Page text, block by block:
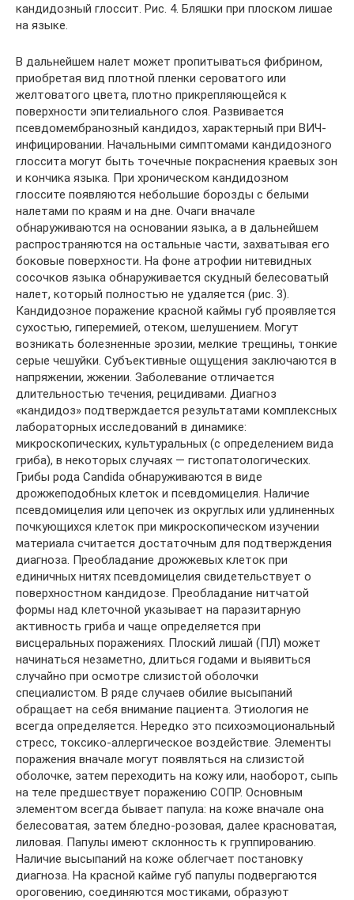
кандидозный глоссит. Рис. 4. Бляшки при плоском лишае
на языке.
В дальнейшем налет может пропитываться фибрином,
приобретая вид плотной пленки сероватого или
желтоватого цвета, плотно прикрепляющейся к
поверхности эпителиального слоя. Развивается
псевдомембранозный кандидоз, характерный при ВИЧ-
инфицировании. Начальными симптомами кандидозного
глоссита могут быть точечные покраснения краевых зон
и кончика языка. При хроническом кандидозном
глоссите появляются небольшие борозды с белыми
налетами по краям и на дне. Очаги вначале
обнаруживаются на основании языка, а в дальнейшем
распространяются на остальные части, захватывая его
боковые поверхности. На фоне атрофии нитевидных
сосочков языка обнаруживается скудный белесоватый
налет, который полностью не удаляется (рис. 3).
Кандидозное поражение красной каймы губ проявляется
сухостью, гиперемией, отеком, шелушением. Могут
возникать болезненные эрозии, мелкие трещины, тонкие
серые чешуйки. Субъективные ощущения заключаются в
напряжении, жжении. Заболевание отличается
длительностью течения, рецидивами. Диагноз
«кандидоз» подтверждается результатами комплексных
лабораторных исследований в динамике:
микроскопических, культуральных (с определением вида
гриба), в некоторых случаях — гистопатологических.
Грибы рода Candida обнаруживаются в виде
дрожжеподобных клеток и псевдомицелия. Наличие
псевдомицелия или цепочек из округлых или удлиненных
почкующихся клеток при микроскопическом изучении
материала считается достаточным для подтверждения
диагноза. Преобладание дрожжевых клеток при
единичных нитях псевдомицелия свидетельствует о
поверхностном кандидозе. Преобладание нитчатой
формы над клеточной указывает на паразитарную
активность гриба и чаще определяется при
висцеральных поражениях. Плоский лишай (ПЛ) может
начинаться незаметно, длиться годами и выявиться
случайно при осмотре слизистой оболочки
специалистом. В ряде случаев обилие высыпаний
обращает на себя внимание пациента. Этиология не
всегда определяется. Нередко это психоэмоциональный
стресс, токсико-аллергическое воздействие. Элементы
поражения вначале могут появляться на слизистой
оболочке, затем переходить на кожу или, наоборот, сыпь
на теле предшествует поражению СОПР. Основным
элементом всегда бывает папула: на коже вначале она
белесоватая, затем бледно-розовая, далее красноватая,
лиловая. Папулы имеют склонность к группированию.
Наличие высыпаний на коже облегчает постановку
диагноза. На красной кайме губ папулы подвергаются
ороговению, соединяются мостиками, образуют